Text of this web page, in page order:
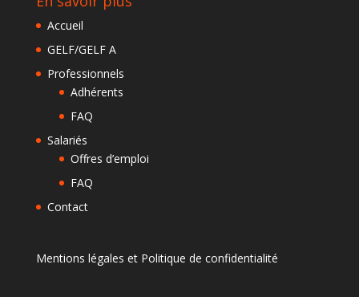
Accueil
GELF/GELF A
Professionnels
Adhérents
FAQ
Salariés
Offres d’emploi
FAQ
Contact
Mentions légales et Politique de confidentialité